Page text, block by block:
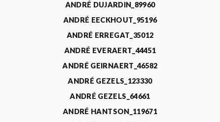
ANDRÉ DUJARDIN_89960
ANDRÉ EECKHOUT_95196
ANDRÉ ERREGAT_35012
ANDRÉ EVERAERT_44451
ANDRÉ GEIRNAERT_46582
ANDRÉ GEZELS_123330
ANDRÉ GEZELS_64661
ANDRÉ HANTSON_119671